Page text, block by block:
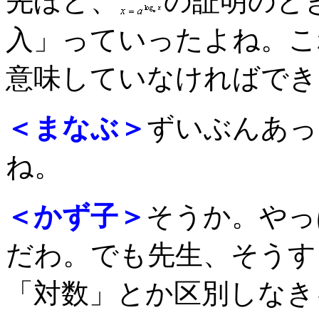
入」っていったよね。
意味していなければで
＜まなぶ＞ ずいぶんあ
ね。
＜かず子＞ そうか。や
だわ。でも先生、そう
「対数」とか区別しな